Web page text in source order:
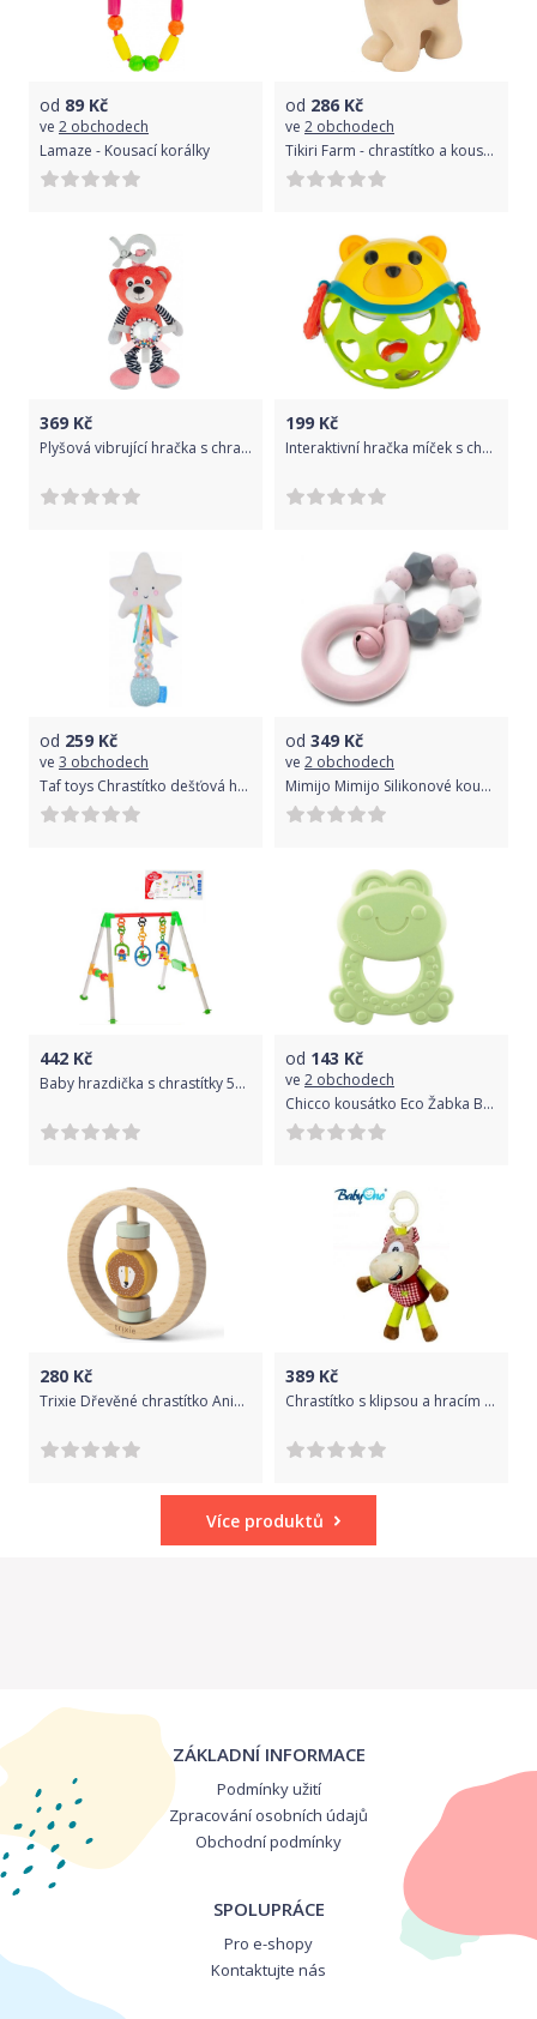
od 89 Kč
ve 2 obchodech
Lamaze - Kousací korálky
od 286 Kč
ve 2 obchodech
Tikiri Farm - chrastítko a kousátko z přírodního kaučuku, pejsek
369 Kč
Plyšová vibrující hračka s chrastítkem Canpol Medvídek
199 Kč
Interaktivní hračka míček s chrastítkem Canpol Zelený Medvídek 2019
od 259 Kč
ve 3 obchodech
Taf toys Chrastítko dešťová hůlka Hvězdička
od 349 Kč
ve 2 obchodech
Mimijo Mimijo Silikonové kousátko a chrastítko s rolničkou 4ever - Pink
442 Kč
Baby hrazdička s chrastítky 59x53x48cm Baby´s Happiness
od 143 Kč
ve 2 obchodech
Chicco kousátko Eco Žabka Burt zelená
280 Kč
Trixie Dřevěné chrastítko Animal Mr. Lion 2021
389 Kč
Chrastítko s klipsou a hracím strojkem Baby Ono - KONÍČEK
Více produktů
ZÁKLADNÍ INFORMACE
Podmínky užití
Zpracování osobních údajů
Obchodní podmínky
SPOLUPRÁCE
Pro e-shopy
Kontaktujte nás